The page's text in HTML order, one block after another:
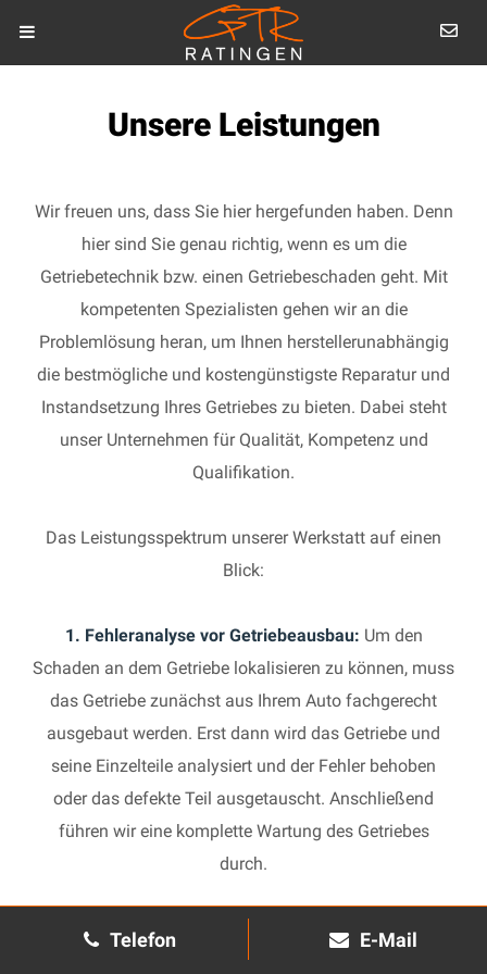
Telefon E-Mail
Unsere Leistungen
Wir freuen uns, dass Sie hier hergefunden haben. Denn
hier sind Sie genau richtig, wenn es um die
Getriebetechnik bzw. einen Getriebeschaden geht. Mit
kompetenten Spezialisten gehen wir an die
Problemlösung heran, um Ihnen herstellerunabhängig
die bestmögliche und kostengünstigste Reparatur und
Instandsetzung Ihres Getriebes zu bieten. Dabei steht
unser Unternehmen für Qualität, Kompetenz und
Qualifikation.
Das Leistungsspektrum unserer Werkstatt auf einen
Blick:
1. Fehleranalyse vor Getriebeausbau: Um den
Schaden an dem Getriebe lokalisieren zu können, muss
das Getriebe zunächst aus Ihrem Auto fachgerecht
ausgebaut werden. Erst dann wird das Getriebe und
seine Einzelteile analysiert und der Fehler behoben
oder das defekte Teil ausgetauscht. Anschließend
führen wir eine komplette Wartung des Getriebes
durch.
2. Manuelles Getriebe:
Die Reparatur eines komplexen
Schaltgetriebes ist äußerst aufwendig und benötigt